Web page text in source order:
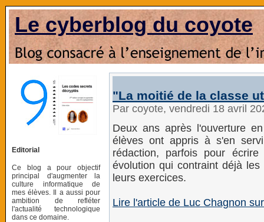
Le cyberblog du coyote
Editorial
Ce blog a pour objectif
principal d'augmenter la
culture informatique de
mes élèves. Il a aussi pour
ambition de refléter
l'actualité technologique
dans ce domaine.
"La moitié de la classe
Par coyote, vendredi 18 avril
Deux ans après l'ouverture
élèves ont appris à s'en
rédaction, parfois pour
évolution qui contraint déjà
leurs exercices.
Lire l'article de Luc Chagnon